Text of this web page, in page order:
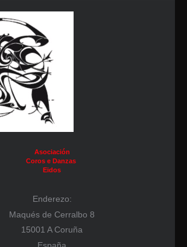
Asociación
Coros e Danzas
Eidos
Enderezo:
Maqués de Cerralbo 8
15001 A Coruña
España